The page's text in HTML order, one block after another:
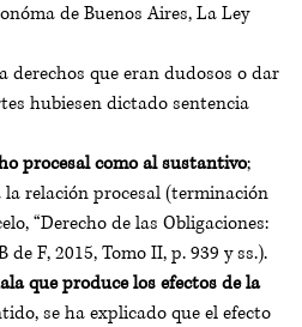
de Buenos Aires, La Ley
derechos que eran dudosos o dar
hubiesen dictado sentencia
procesal como al sustantivo;
relación procesal (terminación
“Derecho de las Obligaciones:
F, 2015, Tomo II, p. 939 y ss.).
que produce los efectos de la
se ha explicado que el efecto